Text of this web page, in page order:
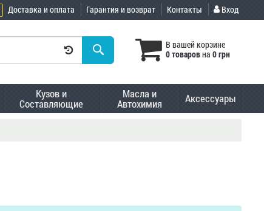
Доставка и оплата Гарантия и возврат Контакты Вход
В вашей корзине
0 товаровна 0 грн
Кузов и
Составляющие
Масла и
Автохимия Аксессуары